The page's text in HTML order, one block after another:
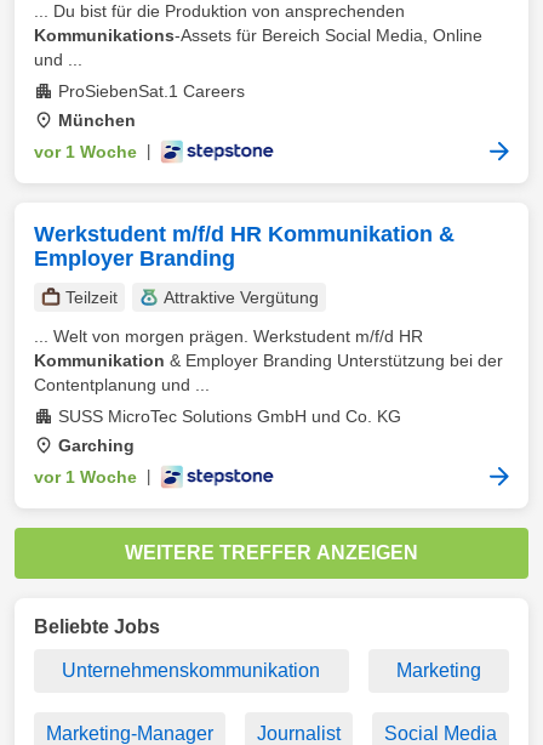
... Du bist für die Produktion von ansprechenden
Kommunikations-Assets für Bereich Social Media, Online
und ...
ProSiebenSat.1 Careers
München
vor 1 Woche
Werkstudent m/f/d HR Kommunikation &
Employer Branding
Teilzeit
Attraktive Vergütung
... Welt von morgen prägen. Werkstudent m/f/d HR
Kommunikation & Employer Branding Unterstützung bei der
Contentplanung und ...
SUSS MicroTec Solutions GmbH und Co. KG
Garching
vor 1 Woche
WEITERE TREFFER ANZEIGEN
Beliebte Jobs
Unternehmenskommunikation Marketing
Marketing-Manager Journalist Social Media